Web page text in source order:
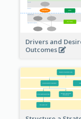
Drivers and
Outcomes